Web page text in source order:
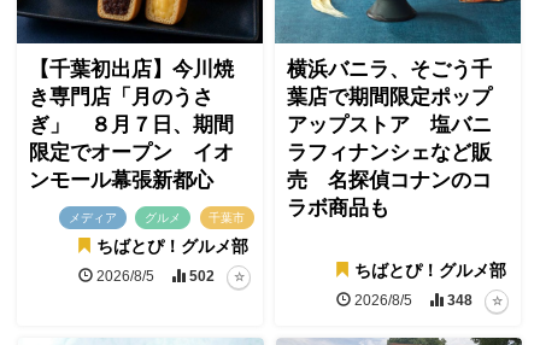
【千葉初出店】今川焼
き専門店「月のうさ
ぎ」 ８月７日、期間
限定でオープン イオ
ンモール幕張新都心
メディア グルメ 千葉市
ちばとぴ！グルメ部
2026/8/5 502
横浜バニラ、そごう千
葉店で期間限定ポップ
アップストア 塩バニ
ラフィナンシェなど販
売 名探偵コナンのコ
ラボ商品も
ちばとぴ！グルメ部
2026/8/5 348